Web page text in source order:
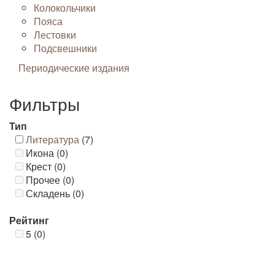
Колокольчики
Пояса
Лестовки
Подсвешники
Периодические издания
Фильтры
Тип
Литература (7)
Икона (0)
Крест (0)
Прочее (0)
Складень (0)
Рейтинг
5 (0)